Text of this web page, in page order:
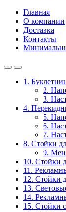
Главная
О компании
Доставка
Контакты
1.
2.
3.
4.
5.
6.
7.
8. Стойки
9.
10. Стойки
11.
12. Стойки
13.
14.
15. Стойки